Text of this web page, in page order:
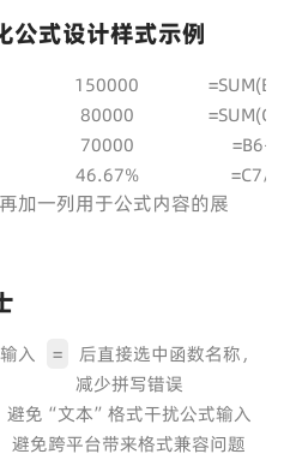
公式设计样式示例
150000
80000
70000
=B6-
46.67% =C7/
加一列用于公式内容的展
输入 =
后直接选中函数名称，
减少拼写错误
避免“文本”格式干扰公式输入
避免跨平台带来格式兼容问题